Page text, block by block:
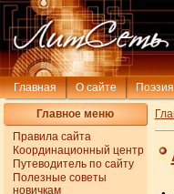
Главная О сайте Поэзия
Главное меню
Правила сайта
Координационный центр
Путеводитель по сайту
Полезные советы
новичкам